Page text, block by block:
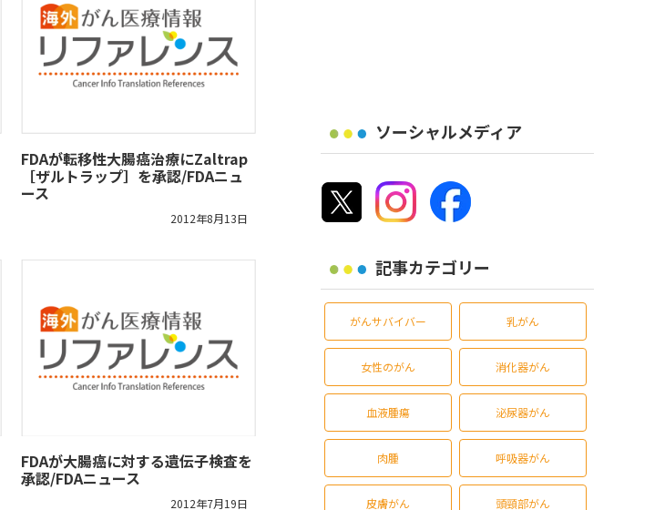
FDAが転移性大腸癌治療にZaltrap
［ザルトラップ］を承認/FDAニュ
ース
2012年8月13日
FDAが大腸癌に対する遺伝子検査を
承認/FDAニュース
2012年7月19日
ソーシャルメディア
記事カテゴリー
がんサバイバー 乳がん
女性のがん 消化器がん
血液腫瘍 泌尿器がん
肉腫 呼吸器がん
皮膚がん 頭頸部がん